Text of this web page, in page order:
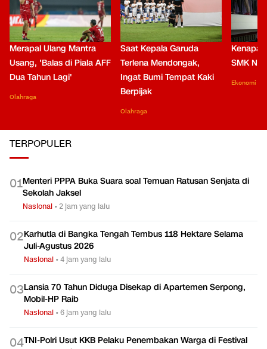
Merapal Ulang Mantra
Usang, 'Balas di Piala AFF
Dua Tahun Lagi'
Olahraga
Saat Kepala Garuda
Terlena Mendongak,
Ingat Bumi Tempat Kaki
Berpijak
Olahraga
Kenapa
SMK
Ekonomi
TERPOPULER
01Menteri PPPA Buka Suara soal Temuan Ratusan Senjata di
Sekolah Jaksel
Nasional •2 jam yang lalu
02Karhutla di Bangka Tengah Tembus 118 Hektare Selama
Juli-Agustus 2026
Nasional •4 jam yang lalu
03Lansia 70 Tahun Diduga Disekap di Apartemen Serpong,
Mobil-HP Raib
Nasional •6 jam yang lalu
04TNI-Polri Usut KKB Pelaku Penembakan Warga di Festival